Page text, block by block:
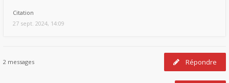
Citation
27 sept. 2024, 14:09
2 messages Répondre